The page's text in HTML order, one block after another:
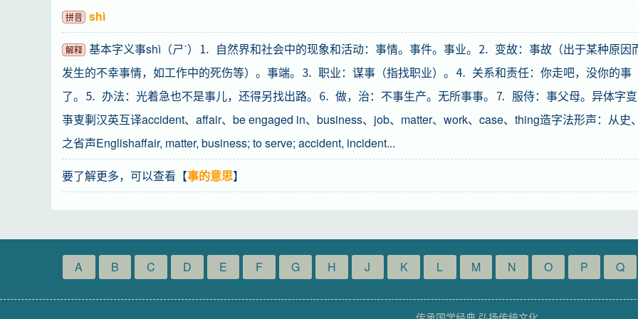
拼音 shì
解释 基本字义事shì（ㄕˋ）⒈ 自然界和社会中的现象和活动：事情。事件。事业。⒉ 变故：事故（出于某种原因
发生的不幸事情，如工作中的死伤等）。事端。⒊ 职业：谋事（指找职业）。⒋ 关系和责任：你走吧，没你的事
了。⒌ 办法：光着急也不是事儿，还得另找出路。⒍ 做，治：不事生产。无所事事。⒎ 服侍：事父母。异体字㕝
亊叓剚汉英互译accident、affair、be engaged in、business、job、matter、work、case、thing造字法形声：从史、
之省声Englishaffair, matter, business; to serve; accident, incident...
要了解更多，可以查看【事的意思】
A B C D E F G H J K L M N O P Q